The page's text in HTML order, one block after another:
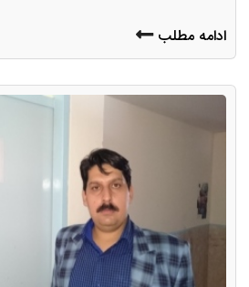
ادامه مطلب